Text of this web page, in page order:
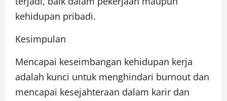
kehidupan pribadi.
Kesimpulan
Mencapai keseimbangan kehidupan kerja
adalah kunci untuk menghindari burnout dan
mencapai kesejahteraan dalam karir dan